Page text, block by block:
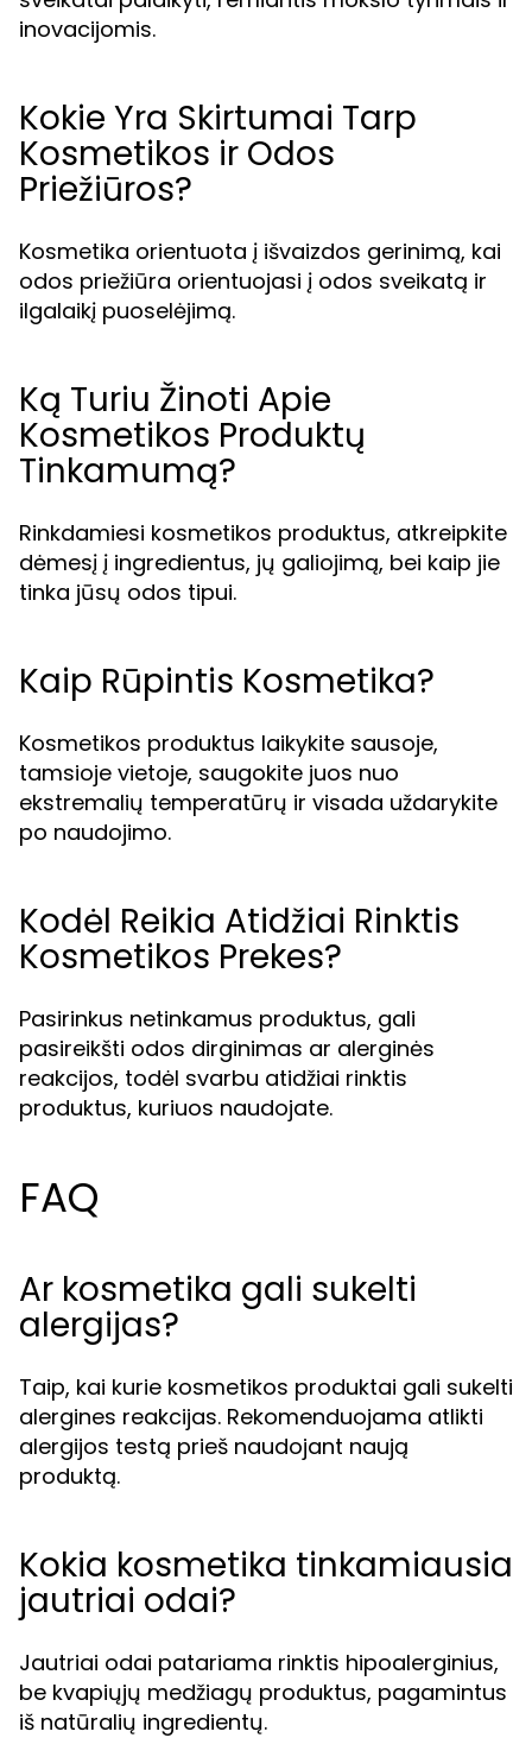
inovacijomis.
Kokie Yra Skirtumai Tarp
Kosmetikos ir Odos
Priežiūros?
Kosmetika orientuota į išvaizdos gerinimą, kai
odos priežiūra orientuojasi į odos sveikatą ir
ilgalaikį puoselėjimą.
Ką Turiu Žinoti Apie
Kosmetikos Produktų
Tinkamumą?
Rinkdamiesi kosmetikos produktus, atkreipkite
dėmesį į ingredientus, jų galiojimą, bei kaip jie
tinka jūsų odos tipui.
Kaip Rūpintis Kosmetika?
Kosmetikos produktus laikykite sausoje,
tamsioje vietoje, saugokite juos nuo
ekstremalių temperatūrų ir visada uždarykite
po naudojimo.
Kodėl Reikia Atidžiai Rinktis
Kosmetikos Prekes?
Pasirinkus netinkamus produktus, gali
pasireikšti odos dirginimas ar alerginės
reakcijos, todėl svarbu atidžiai rinktis
produktus, kuriuos naudojate.
FAQ
Ar kosmetika gali sukelti
alergijas?
Taip, kai kurie kosmetikos produktai gali sukelti
alergines reakcijas. Rekomenduojama atlikti
alergijos testą prieš naudojant naują
produktą.
Kokia kosmetika tinkamiausia
jautriai odai?
Jautriai odai patariama rinktis hipoalerginius,
be kvapiųjų medžiagų produktus, pagamintus
iš natūralių ingredientų.